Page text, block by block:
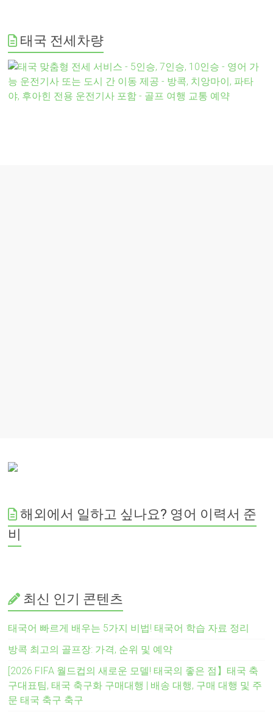
태국 전세차량
해외에서 일하고 싶나요? 영어 이력서 준
비
최신 인기 콘텐츠
태국어 빠르게 배우는 5가지 비법! 태국어 학습 자료 정리
방콕 최고의 골프장: 가격, 순위 및 예약
[2026 FIFA 월드컵의 새로운 모델! 태국의 좋은 점】태국 축
구대표팀, 태국 축구화 구매대행 | 배송 대행, 구매 대행 및 주
문 태국 축구 축구